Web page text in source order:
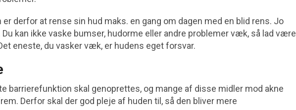
derfor at rense sin hud maks. en gang om dagen med en blid rens. Jo
Du kan ikke vaske bumser, hudorme eller andre problemer væk, så lad være
eneste, du vasker væk, er hudens eget forsvar.
barrierefunktion skal genoprettes, og mange af disse midler mod akne
Derfor skal der god pleje af huden til, så den bliver mere